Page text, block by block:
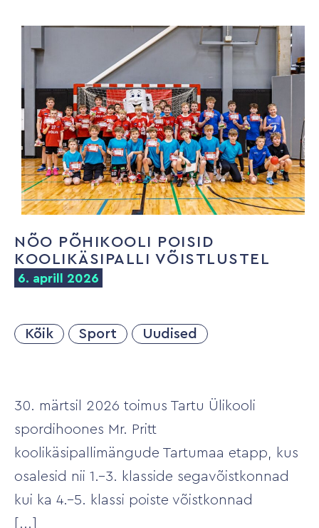
NÕO PÕHIKOOLI POISID
KOOLIKÄSIPALLI VÕISTLUSTEL
6. aprill 2026
Kõik Sport Uudised
30. märtsil 2026 toimus Tartu Ülikooli
spordihoones Mr. Pritt
koolikäsipallimängude Tartumaa etapp, kus
osalesid nii 1.–3. klasside segavõistkonnad
kui ka 4.–5. klassi poiste võistkonnad